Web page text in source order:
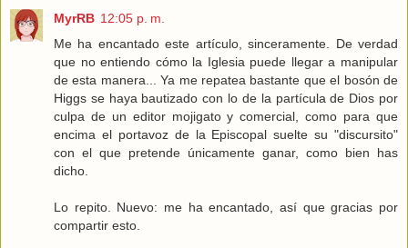
MyrRB 12:05 p. m.
Me ha encantado este artículo, sinceramente. De verdad
que no entiendo cómo la Iglesia puede llegar a manipular
de esta manera... Ya me repatea bastante que el bosón de
Higgs se haya bautizado con lo de la partícula de Dios por
culpa de un editor mojigato y comercial, como para que
encima el portavoz de la Episcopal suelte su "discursito"
con el que pretende únicamente ganar, como bien has
dicho.
Lo repito. Nuevo: me ha encantado, así que gracias por
compartir esto.